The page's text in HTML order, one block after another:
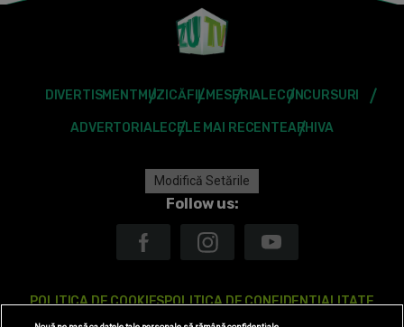
DIVERTISMENT MUZICĂFILMESERIALECONCURSURI
ADVERTORIALECELE MAI RECENTEARHIVA
Modifică Setările
Follow us:
POLITICA DE COOKIESPOLITICA DE CONFIDENTIALITATE